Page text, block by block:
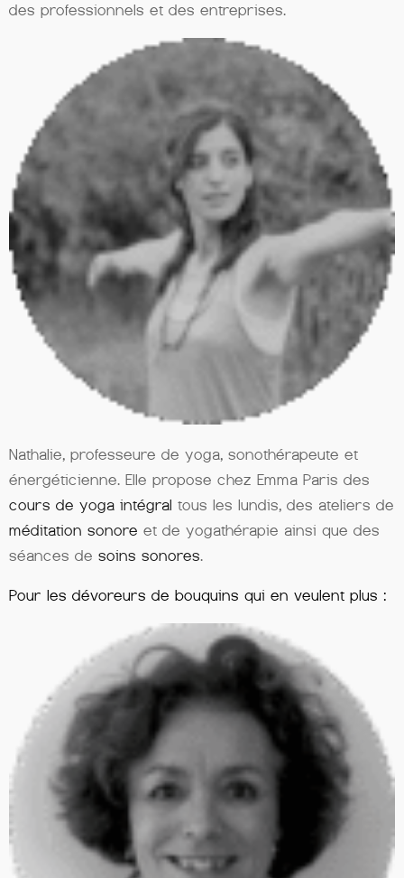
des professionnels et des entreprises.
Nathalie, professeure de yoga, sonothérapeute et
énergéticienne. Elle propose chez Emma Paris des
cours de yoga intégral tous les lundis, des ateliers de
méditation sonore et de yogathérapie ainsi que des
séances de soins sonores.
Pour les dévoreurs de bouquins qui en veulent plus :